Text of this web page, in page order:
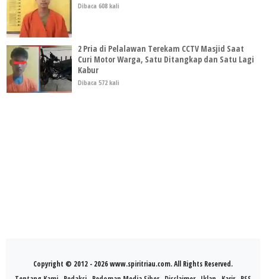
Dibaca 608 kali
2 Pria di Pelalawan Terekam CCTV Masjid Saat
Curi Motor Warga, Satu Ditangkap dan Satu Lagi
Kabur
Dibaca 572 kali
Copyright © 2012 - 2026 www.spiritriau.com. All Rights Reserved.